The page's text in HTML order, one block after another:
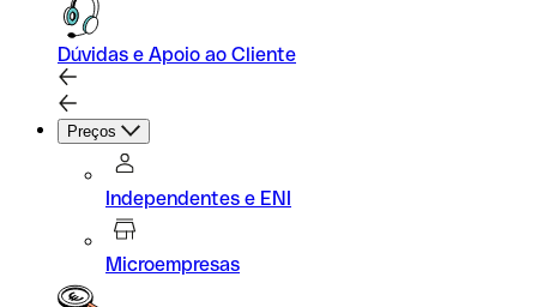
Dúvidas e Apoio ao Cliente
Preços
Independentes e ENI
Microempresas